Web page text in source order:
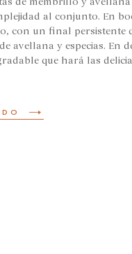
al conjunto. En
con un final persistente
avellana y especias. En
que hará las